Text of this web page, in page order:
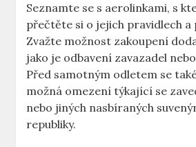
Seznamte se s aerolinkami, s
přečtěte si o ‌jejich pravidlech ⁢a
Zvažte ⁤možnost ⁣zakoupení
jako je odbavení zavazadel
Před samotným odletem se
možná omezení týkající se
nebo jiných nasbíraných
republiky.